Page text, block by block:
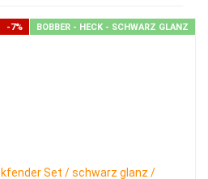
-7% BOBBER - HECK - SCHWARZ GLANZ